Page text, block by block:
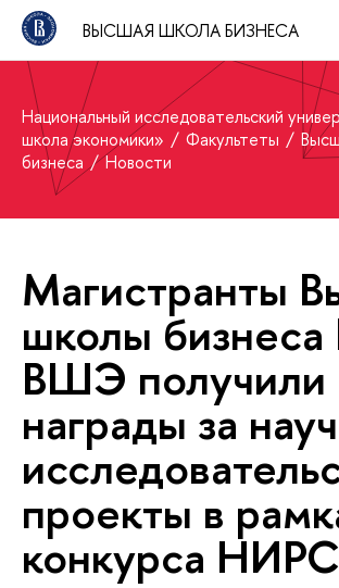
ВЫСШАЯ ШКОЛА БИЗНЕСА
Национальный исследовательский
школа экономики»
Факультеты
бизнеса
Новости
Магистранты
школы
ВШЭ получили
награды за
проекты в
конкурса